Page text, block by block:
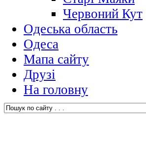
Червоний Кут
Одеська область
Одеса
Мапа сайту
Друзі
На головну